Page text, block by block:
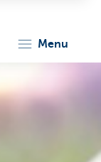
menu